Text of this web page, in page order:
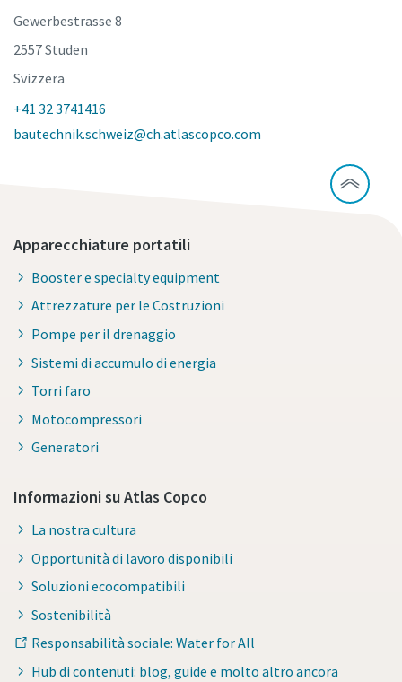
Gewerbestrasse 8
2557 Studen
Svizzera
+41 32 3741416
bautechnik.schweiz@ch.atlascopco.com
Apparecchiature portatili
Booster e specialty equipment
Attrezzature per le Costruzioni
Pompe per il drenaggio
Sistemi di accumulo di energia
Torri faro
Motocompressori
Generatori
Informazioni su Atlas Copco
La nostra cultura
Opportunità di lavoro disponibili
Soluzioni ecocompatibili
Sostenibilità
Responsabilità sociale: Water for All
Hub di contenuti: blog, guide e molto altro ancora